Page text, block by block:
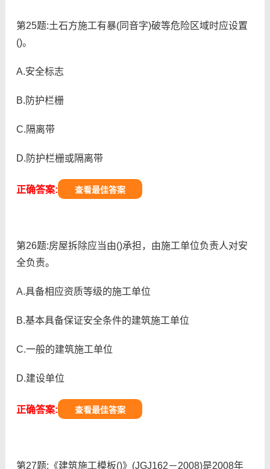
第25题:土石方施工有暴(同音字)破等危险区域时应设置
()。
A.安全标志
B.防护栏栅
C.隔离带
D.防护栏栅或隔离带
正确答案: 查看最佳答案
第26题:房屋拆除应当由()承担，由施工单位负责人对安
全负责。
A.具备相应资质等级的施工单位
B.基本具备保证安全条件的建筑施工单位
C.一般的建筑施工单位
D.建设单位
正确答案: 查看最佳答案
第27题:《建筑施工模板()》(JGJ162－2008)是2008年